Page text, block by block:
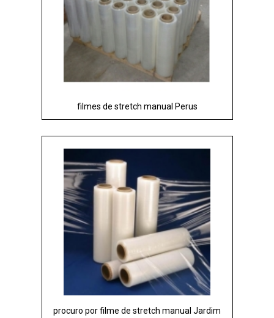
filmes de stretch manual Perus
procuro por filme de stretch manual Jardim